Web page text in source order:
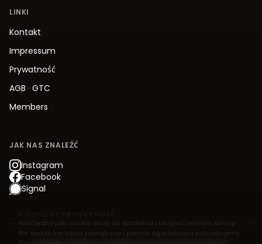
LINKI
Kontakt
Impressum
Prywatność
AGB · GTC
Members
JAK NAS ZNALEŹĆ
Instagram
Facebook
Signal
Niezbędne pliki cookie służą do działania i bezpieczeństwa strony.
Na osadzone treści zewnętrzne i pomiar oglądalności potrzebujemy